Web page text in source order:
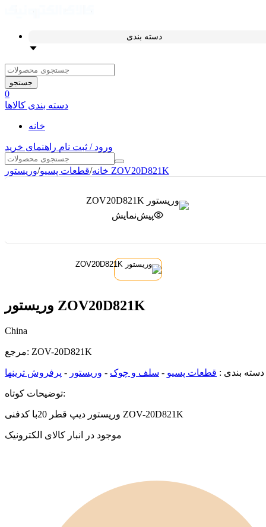
دسته بندی
جستجو
0
دسته بندی کالاها
خانه
ورود / ثبت نام راهنمای خرید
خانه/قطعات پسیو/ وریستور ZOV20D821K
پیش‌نمایش
وریستور ZOV20D821K
China
مرجع: ZOV-20D821K
دسته بندی : قطعات پسیو - سلف و چوک - وریستور - پرفروش ترینها
توضیحات کوتاه:
وریستور دیپ قطر 20با کدفنی ZOV-20D821K
موجود در انبار کالای الکترونیک